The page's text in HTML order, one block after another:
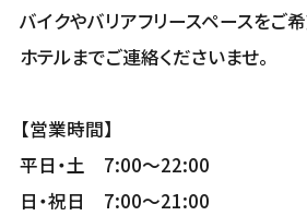
バイクやバリアフリースペースをご
ホテルまでご連絡くださいませ。
【営業時間】
平日・土 7:00～22:00
日・祝日 7:00～21:00